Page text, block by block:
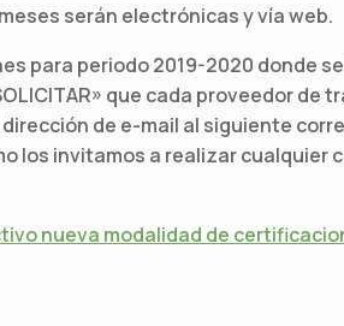
serán electrónicas y vía web.
para periodo 2019-2020 donde
que cada proveedor de
de e-mail al siguiente
los invitamos a realizar cualquier
nueva modalidad de